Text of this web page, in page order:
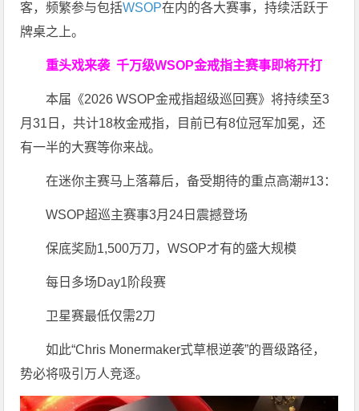
客，频繁参与包括WSOP在内的各大赛事，持续活跃于
牌桌之上。
重头戏来袭千万级WSOP金戒指主赛事即将开打
本届《2026 WSOP金戒指超级巡回赛》将持续至3
月31日，共计18枚金戒指，目前已有8位冠军加冕，还
有一半的大赛等你来战。
在迷你主赛马上落幕后，备受期待的重点高潮#13：
WSOP超巡主赛事3月24日震撼登场
保底奖励1,500万刀，WSOP才有的盛大规模
每日多场Day1阶段赛
卫星赛最低仅需2刀
如此“Chris Monermaker式草根逆袭”的晋级路径，
势必将吸引万人竞逐。